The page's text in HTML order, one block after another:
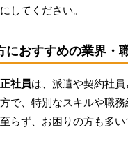
してください。
におすすめの業界・
社員は、派遣や契約社
で、特別なスキルや職務
らず、お困りの方も多い